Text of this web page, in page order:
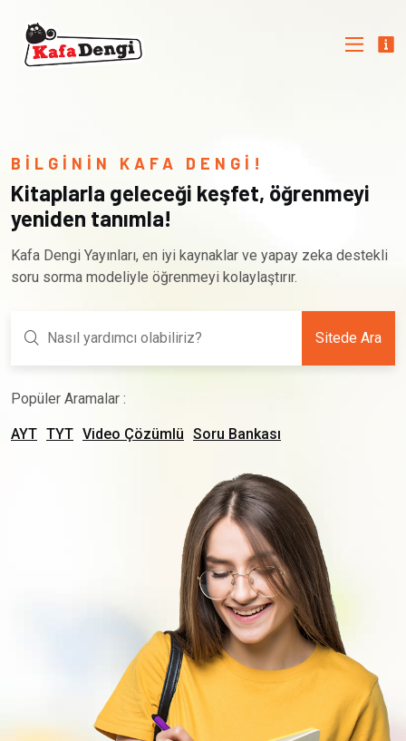
BİLGİNİN KAFA DENGİ!
Kitaplarla geleceği keşfet, öğrenmeyi
yeniden tanımla!
Kafa Dengi Yayınları, en iyi kaynaklar ve yapay zeka destekli
soru sorma modeliyle öğrenmeyi kolaylaştırır.
Sitede Ara
Popüler Aramalar :
AYT TYT Video Çözümlü Soru Bankası